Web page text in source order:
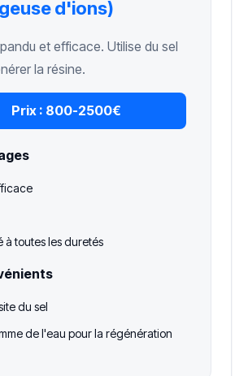
d'ions)
et efficace. Utilise du sel
la résine.
Prix : 800-2500€
à toutes les duretés
du sel
de l'eau pour la régénération